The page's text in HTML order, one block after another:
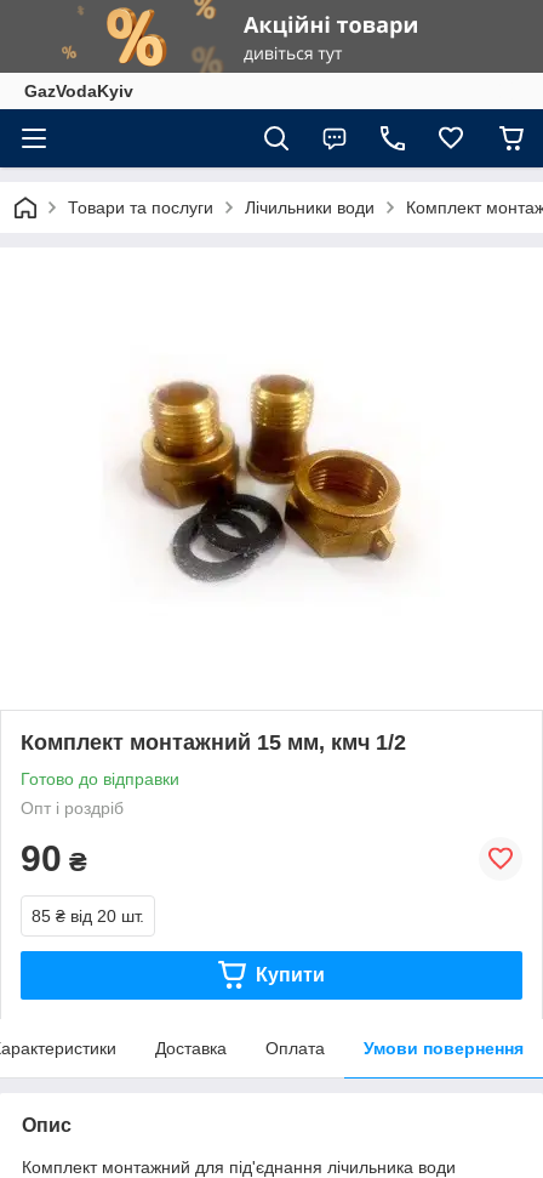
GazVodaKyiv
Товари та послуги Лічильники води Комплект
Комплект монтажний 15 мм, кмч 1/2
Готово до відправки
Опт і роздріб
90 ₴
85 ₴ від 20 шт.
Купити
Доставка Оплата Умови повернення
Опис
Комплект монтажний для під'єднання лічильника води